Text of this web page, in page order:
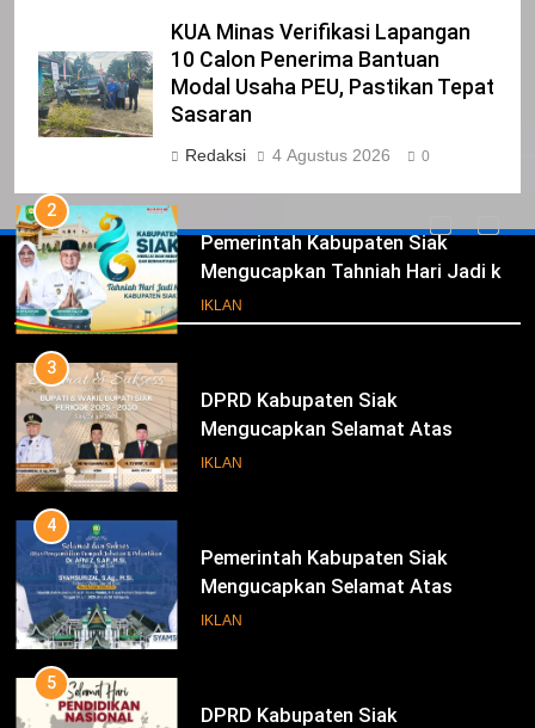
KUA Minas Verifikasi Lapangan
10 Calon Penerima Bantuan
Modal Usaha PEU, Pastikan Tepat
Sasaran
Redaksi 4 Agustus 2026 0
Iklan
1
Pimpinan Beserta Anggota DPRD
Kabupaten Siak Mengucapkan
IKLAN
2
Pemerintah Kabupaten Siak
Mengucapkan Tahniah Hari Jadi ke-
26 Kabupaten Siak
IKLAN
3
DPRD Kabupaten Siak
Mengucapkan Selamat Atas
Pengambilan Sumpah Jabatan
IKLAN
4
Pemerintah Kabupaten Siak
Mengucapkan Selamat Atas
Pengambilan Sumpah Jabatan
IKLAN
5
DPRD Kabupaten Siak